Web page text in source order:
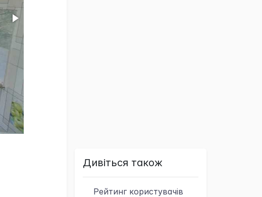
Дивіться також
Рейтинг користувачів